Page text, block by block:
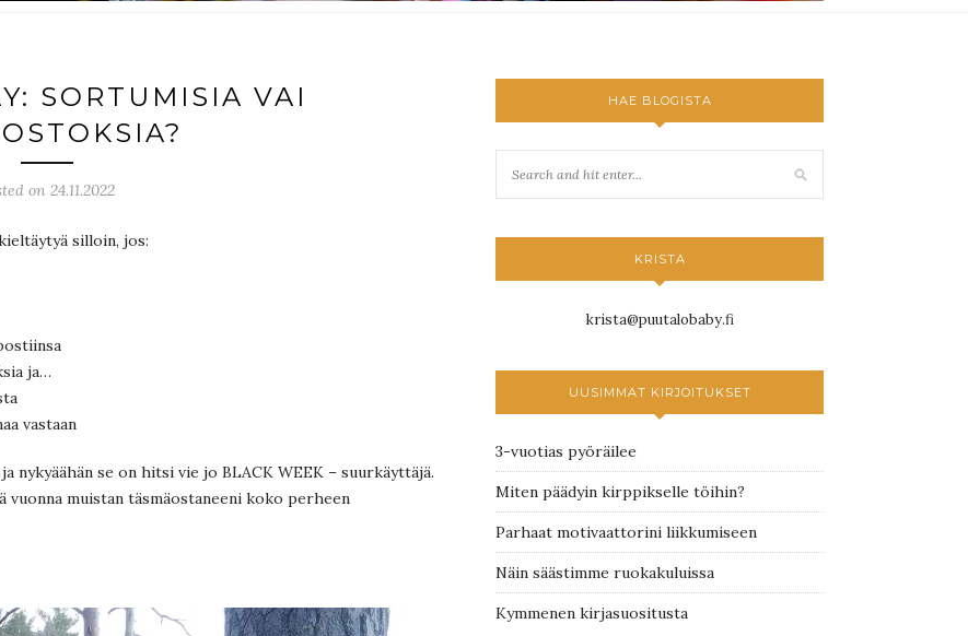
SORTUMISIA VAI
on 24.11.2022
silloin, jos:
ja…
vastaan
nykyäähän se on hitsi vie jo BLACK WEEK – suurkäyttäjä.
vuonna muistan täsmäostaneeni koko perheen
HAE BLOGISTA
KRISTA
krista@puutalobaby.fi
UUSIMMAT KIRJOITUKSET
3-vuotias pyöräilee
Miten päädyin kirppikselle töihin?
Parhaat motivaattorini liikkumiseen
Näin säästimme ruokakuluissa
Kymmenen kirjasuositusta